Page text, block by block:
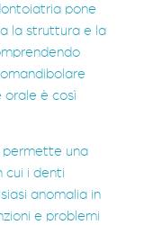
pone
la struttura e la
orale è così
permette una
cui i denti
anomalia in
e problemi